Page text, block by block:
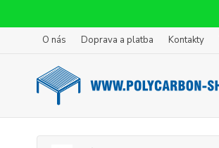
O nás Doprava a platba Kontakty